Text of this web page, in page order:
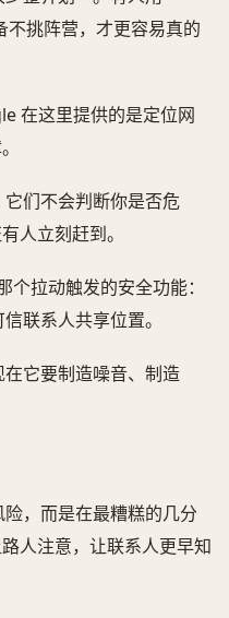
挑阵营，才更容易真的
在这里提供的是定位网
们不会判断你是否危
人立刻赶到。
拉动触发的安全功能：
联系人共享位置。
它要制造噪音、制造
，而是在最糟糕的几分
人注意，让联系人更早知